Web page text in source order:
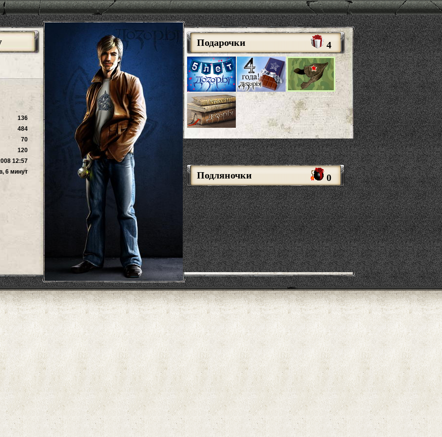
136
484
70
120
12:57
6 минут
Подарочки 4
Подляночки 0